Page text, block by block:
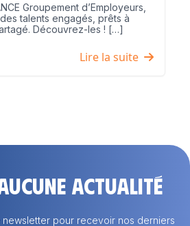
Groupement d’Employeurs,
talents engagés, prêts à
Découvrez-les ! […]
Lire la suite
actualité
pour recevoir nos derniers